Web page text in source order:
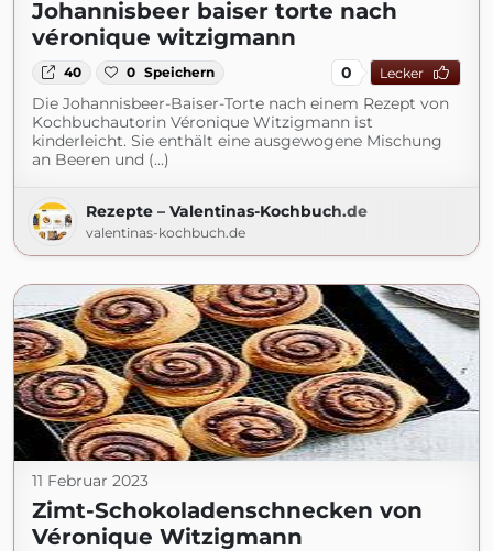
Johannisbeer baiser torte nach
véronique witzigmann
40 0 Speichern 0 Lecker
Die Johannisbeer-Baiser-Torte nach einem Rezept von
Kochbuchautorin Véronique Witzigmann ist
kinderleicht. Sie enthält eine ausgewogene Mischung
an Beeren und (...)
Rezepte – Valentinas-Kochbuch.de
valentinas-kochbuch.de
11 Februar 2023
Zimt-Schokoladenschnecken von
Véronique Witzigmann